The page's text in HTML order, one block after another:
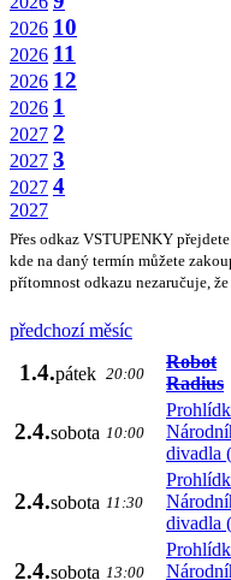
2026 10
2026 11
2026 12
2026 1
2027 2
2027 3
2027 4
2027
Přes odkaz VSTUPENKY
kde na daný termín můžete
přítomnost odkazu nezaručuje,
předchozí měsíc
1.4.pátek 20:00
Robot
Radius
2.4.sobota 10:00
divadla
2.4.sobota 11:30
divadla
2.4.sobota 13:00